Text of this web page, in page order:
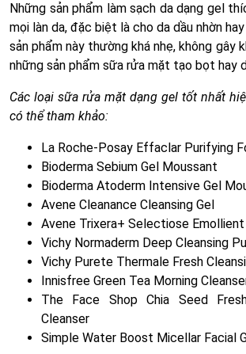
Những sản phẩm làm sạch da dạng gel
mọi làn da, đặc biệt là cho da dầu nhờn
sản phẩm này thường khá nhẹ, không gây
những sản phẩm sữa rửa mặt tạo bọt hay
Các loại sữa rửa mặt dạng gel tốt nhất
có thể tham khảo:
La Roche-Posay Effaclar Purifying
Bioderma Sebium Gel Moussant
Bioderma Atoderm Intensive Gel
Avene Cleanance Cleansing Gel
Avene Trixera+ Selectiose Emollient
Vichy Normaderm Deep Cleansing
Vichy Purete Thermale Fresh
Innisfree Green Tea Morning
The Face Shop Chia Seed
Cleanser
Simple Water Boost Micellar Facial